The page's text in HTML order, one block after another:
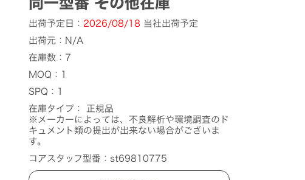
出荷予定日： 2026/08/18 当社出荷予定
出荷元：N/A
在庫数：7
MOQ：1
SPQ：1
在庫タイプ： 正規品
※メーカーによっては、不良解析や環境調査のド
キュメント類の提出が出来ない場合がございま
す。
コアスタッフ型番：st69810775